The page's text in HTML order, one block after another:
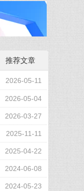
推荐文章
2026-05-11
2026-05-04
2026-03-27
2025-11-11
2025-04-22
2024-06-08
2024-05-23